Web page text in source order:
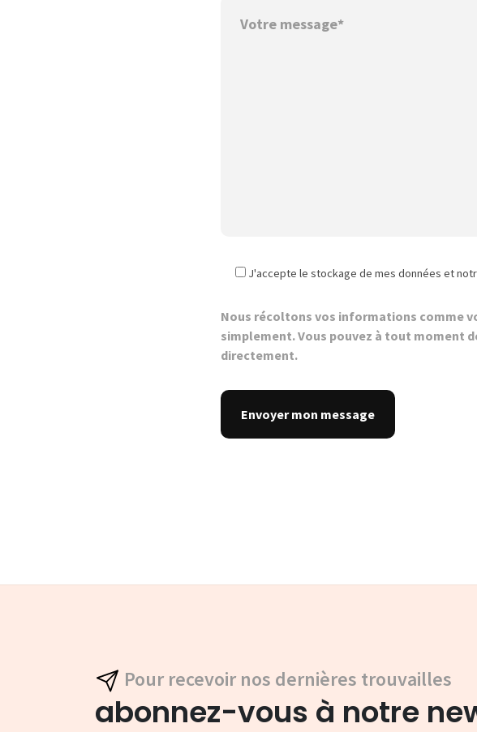
J'accepte le stockage de mes données et
Nous récoltons vos informations comme
simplement. Vous pouvez à tout moment
directement.
Pour recevoir nos dernières trouvailles
abonnez-vous à notre